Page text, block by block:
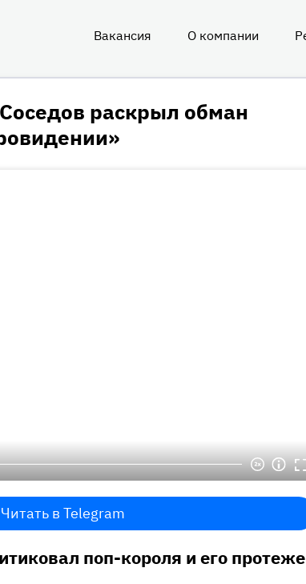
Вакансия О компании
раскрыл обман
Читать в Telegram
поп-короля и его